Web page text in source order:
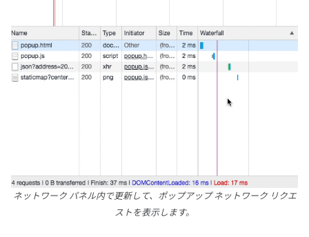
ネットワーク パネル内で更新して、ポップアップ ネットワーク リクエ
ストを表示します。